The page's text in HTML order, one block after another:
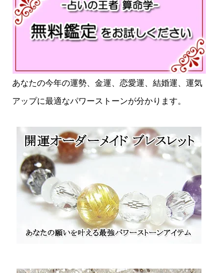
あなたの今年の運勢、金運、恋愛運、結婚運、運気
アップに最適なパワーストーンが分かります。